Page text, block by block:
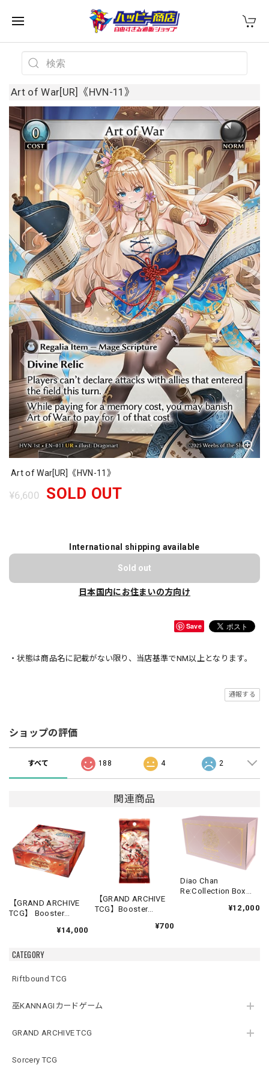
CATEGORY
Riftbound TCG
巫KANNAGIカードゲーム
GRAND ARCHIVE TCG
Sorcery TCG
Art of War[UR]《HVN-11》
Art of War[UR]《HVN-11》
¥6,600 SOLD OUT
International shipping available
Sold out
日本国内にお住まいの方向け
Save
・状態は商品名に記載がない限り、当店基準でNM以上となります。
通報する
ショップの評価
すべて 188 4 2
関連商品
【GRAND ARCHIVE
TCG】 Booster
【Abyssal Heaven】
¥14,000
【GRAND ARCHIVE
TCG】Booster
Heaven】《英語版》
¥700
Diao Chan
Re:Collection Box
¥12,000